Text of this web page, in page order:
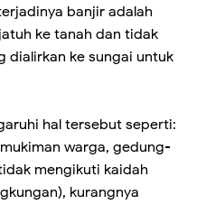
banjir adalah
ke tanah dan tidak
dialirkan ke sungai untuk
hal tersebut seperti:
warga, gedung-
mengikuti kaidah
kurangnya